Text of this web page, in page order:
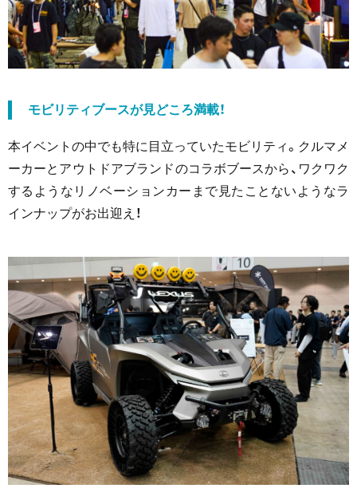
モビリティブースが見どころ満載！
本イベントの中でも特に目立っていたモビリティ。クルマメ
ーカーとアウトドアブランドのコラボブースから、ワクワク
するようなリノベーションカーまで見たことないようなラ
インナップがお出迎え！